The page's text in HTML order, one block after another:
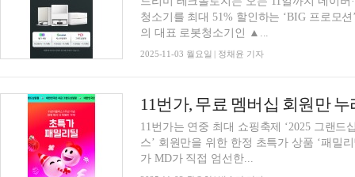
청소기를 최대 51% 할인하는 ‘BIG 프로모
의 대표 로봇청소기인 ▲...
2025-11-03 월요일 | 정채윤 기자
11번가, 무료 멤버십 회원만
11번가는 연중 최대 쇼핑축제 ‘2025 그랜드
스’ 회원만을 위한 한정 초특가 상품 ‘패밀
가 MD가 직접 엄선한...